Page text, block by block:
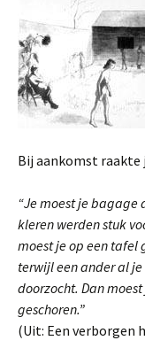
Bij aankomst
“Je moest je bagage
kleren werden stuk
moest je op een tafel
terwijl een ander al
doorzocht. Dan
geschoren.”
(Uit: Een verborgen